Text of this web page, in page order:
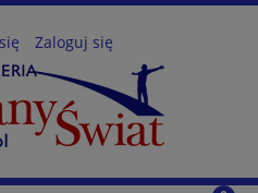
Zaloguj się